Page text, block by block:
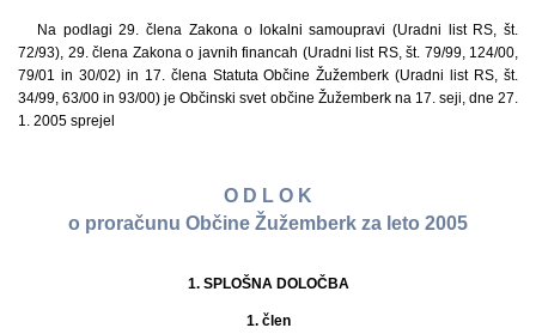
Na podlagi 29. člena Zakona o lokalni samoupravi (Uradni list RS, št.
72/93), 29. člena Zakona o javnih financah (Uradni list RS, št. 79/99, 124/00,
79/01 in 30/02) in 17. člena Statuta Občine Žužemberk (Uradni list RS, št.
34/99, 63/00 in 93/00) je Občinski svet občine Žužemberk na 17. seji, dne 27.
1. 2005 sprejel
O D L O K
o proračunu Občine Žužemberk za leto 2005
1. SPLOŠNA DOLOČBA
1. člen